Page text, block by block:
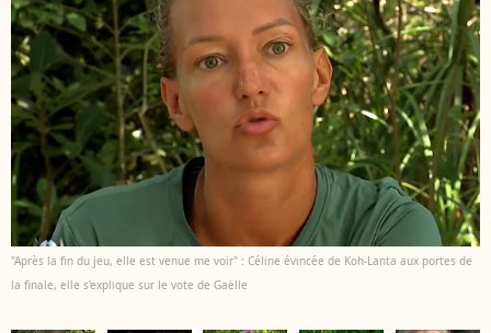
"Après la fin du jeu, elle est venue me voir" : Céline évincée de Koh-Lanta aux portes de
la finale, elle s'explique sur le vote de Gaëlle